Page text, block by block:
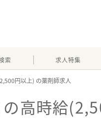
索 求人特集
円以上)
の高時給